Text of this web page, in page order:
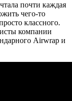
почти каждая
чего-то
классного.
компании
Airwrap и